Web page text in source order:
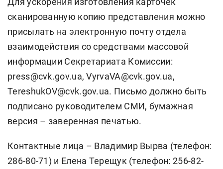
сканированную копию представления можно
присылать на электронную почту отдела
взаимодействия со средствами массовой
информации Секретариата Комиссии:
press@cvk.gov.ua, VyrvaVA@cvk.gov.ua,
TereshukOV@cvk.gov.ua. Письмо должно быть
подписано руководителем СМИ, бумажная
версия – заверенная печатью.
Контактные лица – Владимир Вырва (телефон:
286-80-71) и Елена Терещук (телефон: 256-82-